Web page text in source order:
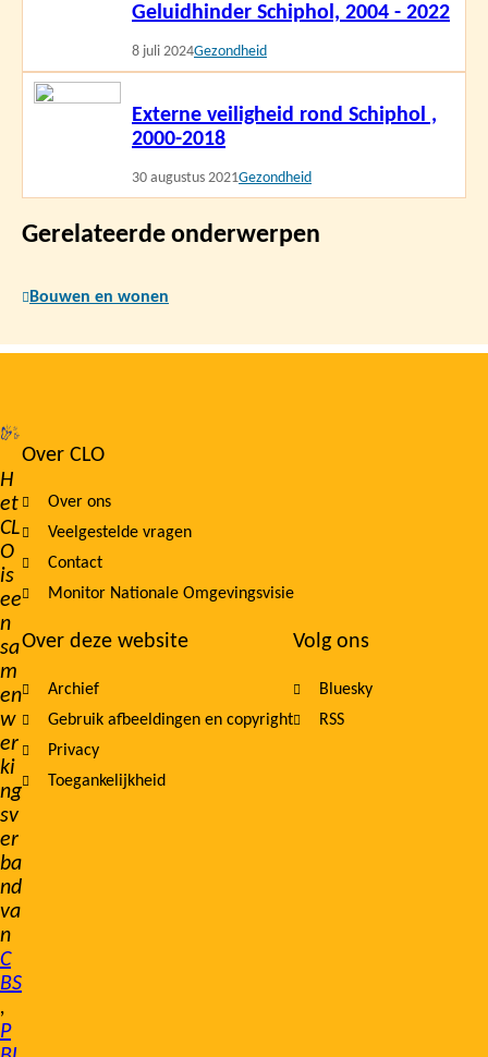
Geluidhinder Schiphol, 2004 - 2022
8 juli 2024Gezondheid
Externe veiligheid rond Schiphol ,
2000-2018
30 augustus 2021Gezondheid
Lees
Gerelateerde onderwerpen
Bouwen en wonen
H
et
CL
O
is
ee
n
sa
m
en
w
er
ki
ng
sv
er
ba
nd
va
n
C
BS
,
P
Footer
navigation
Over CLO
Over ons
Veelgestelde vragen
Contact
Monitor Nationale Omgevingsvisie
Over deze website
Archief
Gebruik afbeeldingen en copyright
Privacy
Toegankelijkheid
Volg ons
Bluesky
RSS